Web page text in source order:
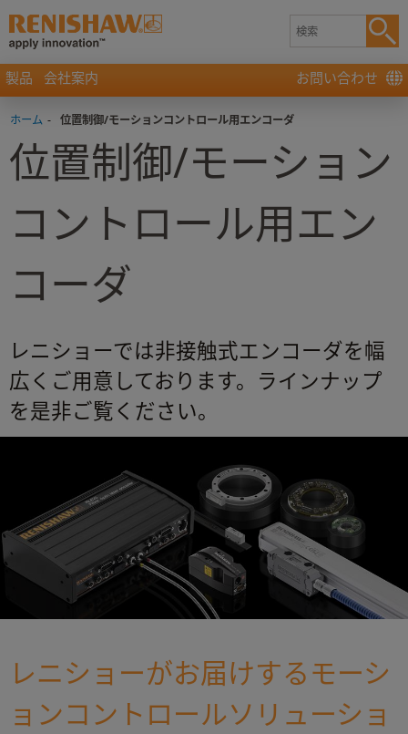
製品 会社案内 お問い合わせ
ホーム - 位置制御/モーションコントロール用エンコーダ
位置制御/モーション
コントロール用エン
コーダ
レニショーでは非接触式エンコーダを幅
広くご用意しております。ラインナップ
を是非ご覧ください。
レニショーがお届けするモーシ
ョンコントロールソリューショ